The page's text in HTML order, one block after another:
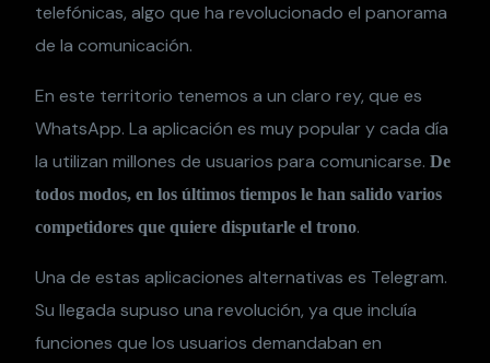
telefónicas, algo que ha revolucionado el panorama
de la comunicación.
En este territorio tenemos a un claro rey, que es
WhatsApp. La aplicación es muy popular y cada día
la utilizan millones de usuarios para comunicarse.De
todos modos, en los últimos tiempos le han salido varios
competidores que quiere disputarle el trono.
Una de estas aplicaciones alternativas es Telegram.
Su llegada supuso una revolución, ya que incluía
funciones que los usuarios demandaban en